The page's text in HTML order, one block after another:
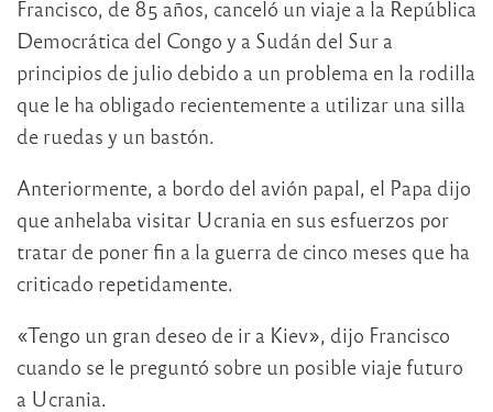
Francisco, de 85 años, canceló un viaje a la República
Democrática del Congo y a Sudán del Sur a
principios de julio debido a un problema en la rodilla
que le ha obligado recientemente a utilizar una silla
de ruedas y un bastón.
Anteriormente, a bordo del avión papal, el Papa dijo
que anhelaba visitar Ucrania en sus esfuerzos por
tratar de poner fin a la guerra de cinco meses que ha
criticado repetidamente.
«Tengo un gran deseo de ir a Kiev», dijo Francisco
cuando se le preguntó sobre un posible viaje futuro
a Ucrania.